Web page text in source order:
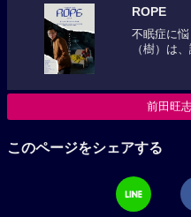
ROPE
不眠症に
（樹）は
前田旺
このページをシェアする